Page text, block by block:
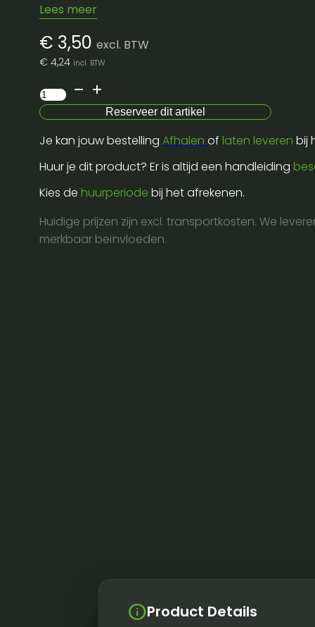
Lees meer
€ 3,50 excl. BTW
€ 4,24 incl. BTW
Stoelhoes
Banketstoel
zwart
aantal
Reserveer dit artikel
Je kan jouw bestelling Afhalen of laten leveren bij
Huur je dit product? Er is altijd een handleiding
Kies de huurperiode bij het afrekenen.
Huidige prijzen zijn excl. transportkosten. We
merkbaar beïnvloeden.
infoProduct Details